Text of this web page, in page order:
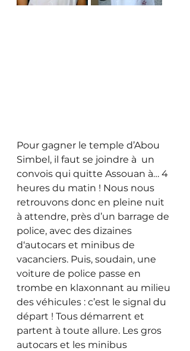
Pour gagner le temple d’Abou
Simbel, il faut se joindre à  un
convois qui quitte Assouan à… 4
heures du matin ! Nous nous
retrouvons donc en pleine nuit
à attendre, près d’un barrage de
police, avec des dizaines
d‘autocars et minibus de
vacanciers. Puis, soudain, une
voiture de police passe en
trombe en klaxonnant au milieu
des véhicules : c’est le signal du
départ ! Tous démarrent et
partent à toute allure. Les gros
autocars et les minibus